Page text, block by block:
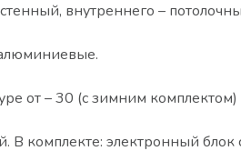
внутреннего –
от – 30 (с зимним
В комплекте: электронный